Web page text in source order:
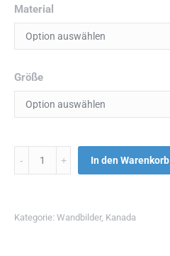
Material
Größe
Menge In den Warenkorb
Kategorie: Wandbilder, Kanada